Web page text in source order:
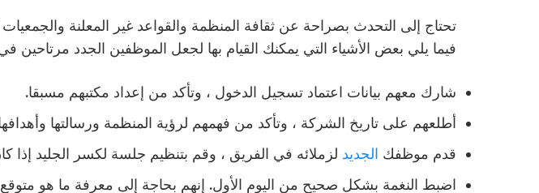
تحتاج إلى التحدث بصراحة عن ثقافة المنظمة والقواعد غير المعلنة والجمعيات
فيما يلي بعض الأشياء التي يمكنك القيام بها لجعل الموظفين الجدد مرتاحين
شارك معهم بيانات اعتماد تسجيل الدخول ، وتأكد من إعداد مكتبهم مسبقا.
أطلعهم على تاريخ الشركة ، وتأكد من فهمهم لرؤية المنظمة ورسالتها
قدم موظفك الجديد لزملائه في الفريق ، وقم بتنظيم جلسة لكسر الجليد إذا
اضبط النغمة بشكل صحيح من اليوم الأول. إنهم بحاجة إلى معرفة ما هو